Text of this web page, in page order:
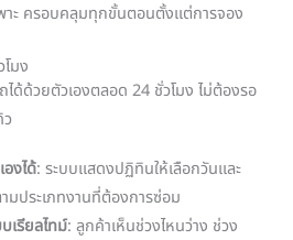
าะ ครอบคลุมทุกขั้นตอนตั้งแต่การจอง
มง
ด้ด้วยตัวเองตลอด 24 ชั่วโมง ไม่ต้องรอ
ว
องได้: ระบบแสดงปฏิทินให้เลือกวันและ
มประเภทงานที่ต้องการซ่อม
เรียลไทม์: ลูกค้าเห็นช่วงไหนว่าง ช่วง